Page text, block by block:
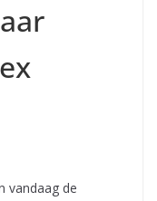
vandaag de